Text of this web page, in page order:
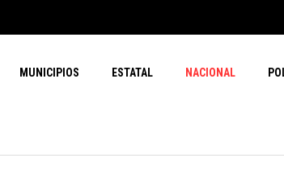
MUNICIPIOS ESTATAL NACIONAL